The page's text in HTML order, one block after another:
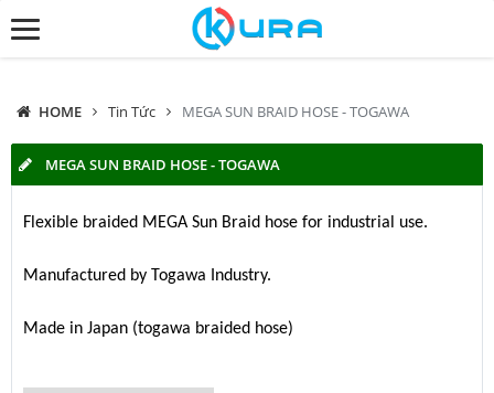
HOME Tin Tức MEGA SUN BRAID HOSE - TOGAWA
MEGA SUN BRAID HOSE - TOGAWA
Flexible braided MEGA Sun Braid hose for industrial use.
Manufactured by Togawa Industry.
Made in Japan (togawa braided hose)